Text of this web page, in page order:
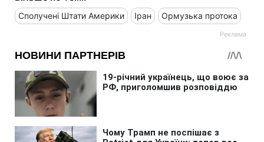
Сполучені Штати Америки Іран Ормузька протока